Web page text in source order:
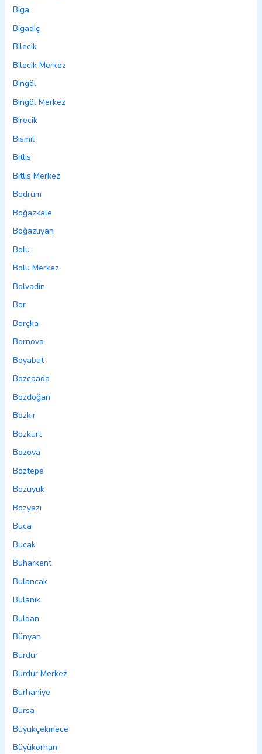
Biga
Bigadiç
Bilecik
Bilecik Merkez
Bingöl
Bingöl Merkez
Birecik
Bismil
Bitlis
Bitlis Merkez
Bodrum
Boğazkale
Boğazlıyan
Bolu
Bolu Merkez
Bolvadin
Bor
Borçka
Bornova
Boyabat
Bozcaada
Bozdoğan
Bozkır
Bozkurt
Bozova
Boztepe
Bozüyük
Bozyazı
Buca
Bucak
Buharkent
Bulancak
Bulanık
Buldan
Bünyan
Burdur
Burdur Merkez
Burhaniye
Bursa
Büyükçekmece
Büyükorhan